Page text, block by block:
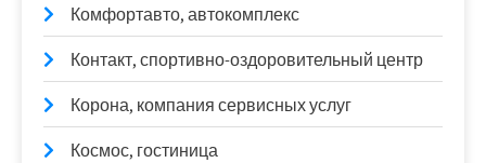
Комфортавто, автокомплекс
Контакт, спортивно-оздоровительный центр
Корона, компания сервисных услуг
Космос, гостиница